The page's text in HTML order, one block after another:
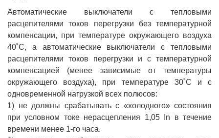
Автоматические выключатели с тепловыми
расцепителями токов перегрузки без температурной
компенсации, при температуре окружающего воздуха
40˚С, а автоматические выключатели с тепловыми
расцепителями токов перегрузки и с температурной
компенсацией (менее зависимые от температуры
окружающего воздуха), при температуре 30˚С и с
одновременной нагрузкой всех полюсов:
1) не должны срабатывать с «холодного» состояния
при условном токе нерасцепления 1,05 In в течение
времени менее 1-го часа.